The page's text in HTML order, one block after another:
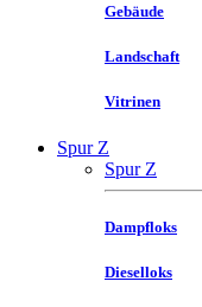
Gebäude
Landschaft
Vitrinen
Spur Z
Spur Z
Dampfloks
Dieselloks